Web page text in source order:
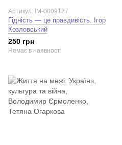
Артикул: IM-0009127
Гідність — це правдивість. Ігор
Козловський
250 грн
Немає в наявності